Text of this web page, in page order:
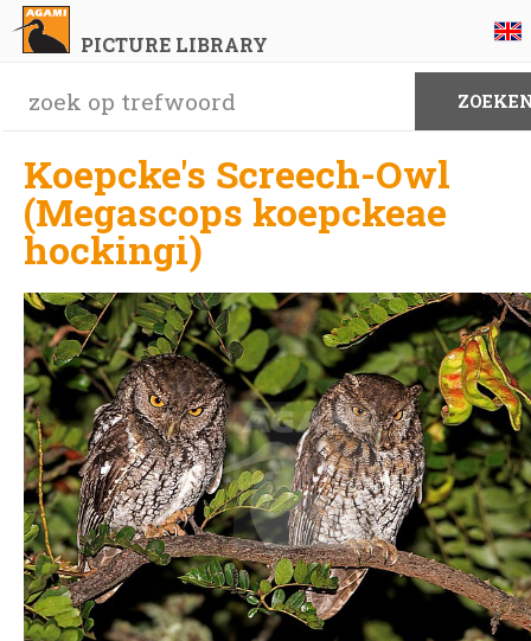
PICTURE LIBRARY
Koepcke's Screech-Owl
(Megascops koepckeae
hockingi)